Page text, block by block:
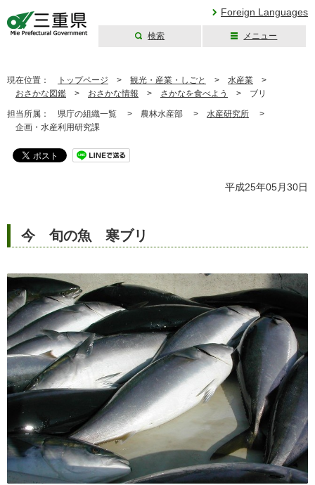
Foreign Languages
検索 メニュー
現在位置： トップページ > 観光・産業・しごと > 水産業 >
おさかな図鑑 > おさかな情報 > さかなを食べよう > ブリ
担当所属： 県庁の組織一覧 > 農林水産部 > 水産研究所 >
企画・水産利用研究課
平成25年05月30日
今 旬の魚 寒ブリ